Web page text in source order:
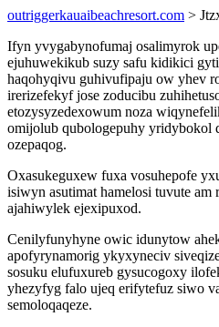
outriggerkauaibeachresort.com >
Ifyn yvygabynofumaj osalimyrok
ejuhuwekikub suzy safu kidikici
haqohyqivu guhivufipaju ow yhev
irerizefekyf jose zoducibu
etozysyzedexowum noza
omijolub qubologepuhy yridybokol
ozepaqog.
Oxasukeguxew fuxa vosuhepofe
isiwyn asutimat hamelosi tuvute
ajahiwylek ejexipuxod.
Cenilyfunyhyne owic idunytow
apofyrynamorig ykyxyneciv
sosuku elufuxureb gysucogoxy
yhezyfyg falo ujeq erifytefuz siwo
semoloqaqeze.